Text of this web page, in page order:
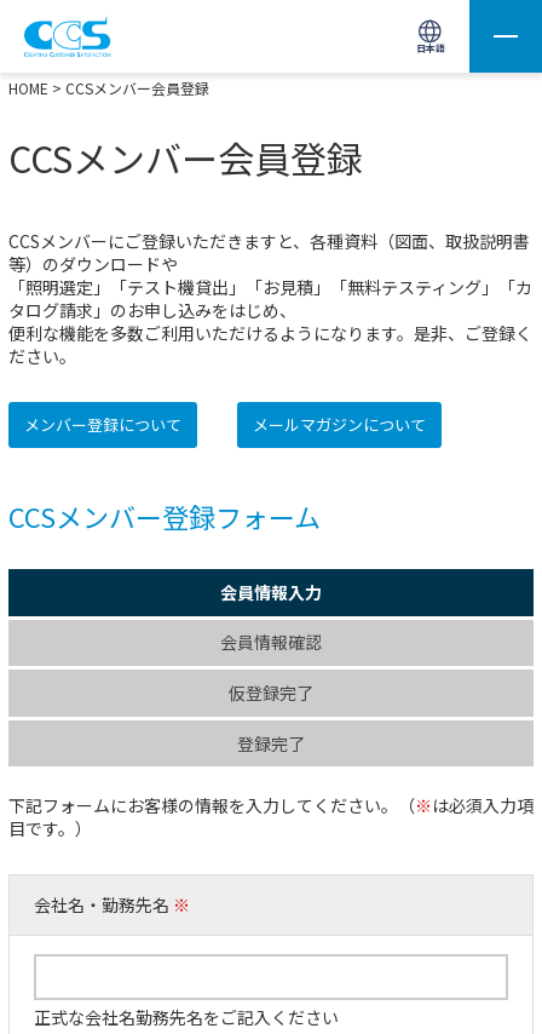
日本語
画像処理用の製品検索 サイト内検索(Enterで実行)
HOME > CCSメンバー会員登録
CCSメンバー会員登録
CCSメンバーにご登録いただきますと、各種資料（図面、取扱説明書
等）のダウンロードや
「照明選定」「テスト機貸出」「お見積」「無料テスティング」「カ
タログ請求」のお申し込みをはじめ、
便利な機能を多数ご利用いただけるようになります。是非、ご登録く
ださい。
メンバー登録について メールマガジンについて
CCSメンバー登録フォーム
会員情報入力
会員情報確認
仮登録完了
登録完了
下記フォームにお客様の情報を入力してください。（※ は必須入力項
目です。）
会社名・勤務先名 ※
正式な会社名勤務先名をご記入ください